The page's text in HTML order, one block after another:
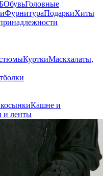
ОбувьГоловные
Куртки
Кашне и
и ленты